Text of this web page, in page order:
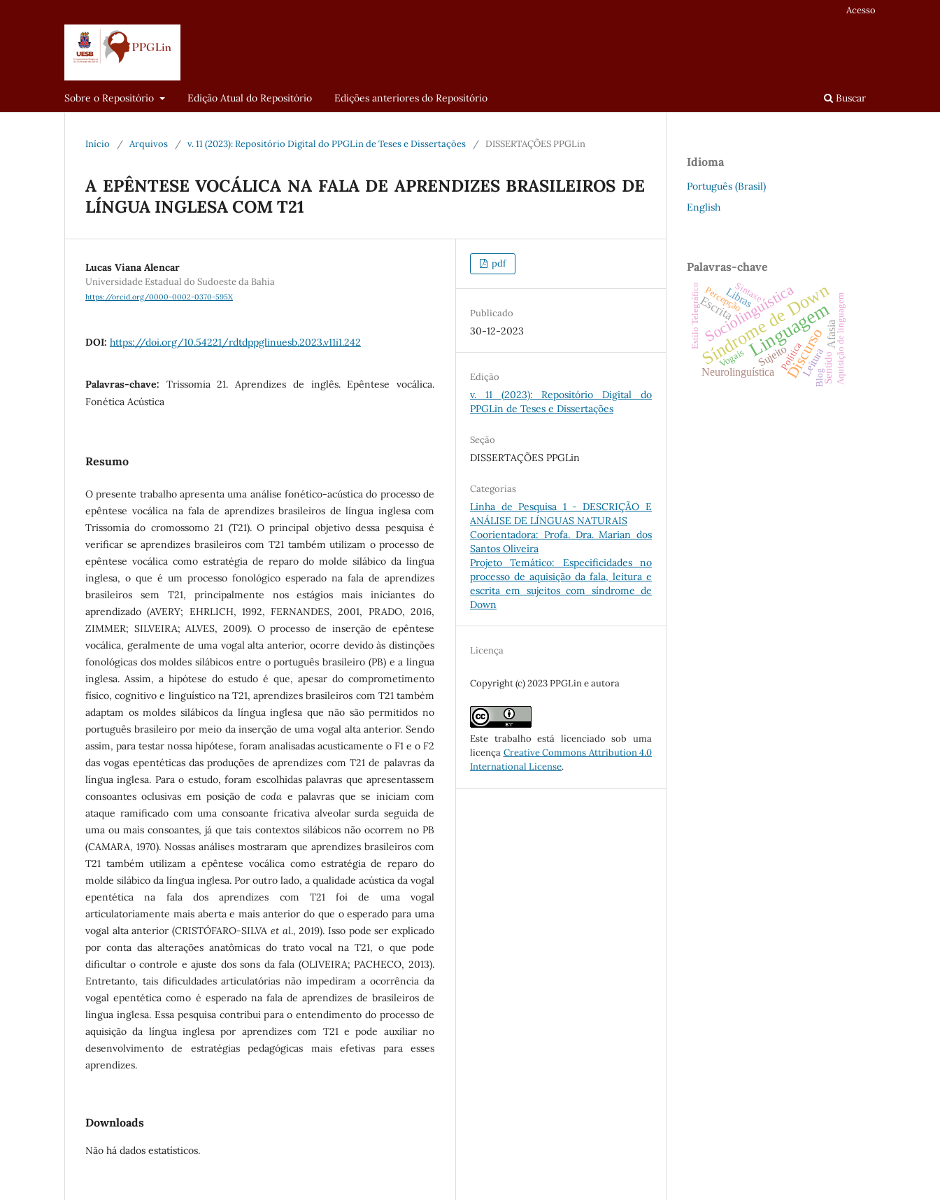
Sobre o Repositório Edição Atual do Repositório Edições anteriores do Repositório Buscar
Acesso
Início / Arquivos / v. 11 (2023): Repositório Digital do PPGLin de Teses e Dissertações / DISSERTAÇÕES PPGLin
A EPÊNTESE VOCÁLICA NA FALA DE APRENDIZES BRASILEIROS DE
LÍNGUA INGLESA COM T21
Lucas Viana Alencar
Universidade Estadual do Sudoeste da Bahia
https://orcid.org/0000-0002-0370-595X
DOI: https://doi.org/10.54221/rdtdppglinuesb.2023.v11i1.242
Palavras-chave: Trissomia 21. Aprendizes de inglês. Epêntese vocálica.
Fonética Acústica
Resumo
O presente trabalho apresenta uma análise fonético-acústica do processo de
epêntese vocálica na fala de aprendizes brasileiros de língua inglesa com
Trissomia do cromossomo 21 (T21). O principal objetivo dessa pesquisa é
verificar se aprendizes brasileiros com T21 também utilizam o processo de
epêntese vocálica como estratégia de reparo do molde silábico da língua
inglesa, o que é um processo fonológico esperado na fala de aprendizes
brasileiros sem T21, principalmente nos estágios mais iniciantes do
aprendizado (AVERY; EHRLICH, 1992, FERNANDES, 2001, PRADO, 2016,
ZIMMER; SILVEIRA; ALVES, 2009). O processo de inserção de epêntese
vocálica, geralmente de uma vogal alta anterior, ocorre devido às distinções
fonológicas dos moldes silábicos entre o português brasileiro (PB) e a língua
inglesa. Assim, a hipótese do estudo é que, apesar do comprometimento
físico, cognitivo e linguístico na T21, aprendizes brasileiros com T21 também
adaptam os moldes silábicos da língua inglesa que não são permitidos no
português brasileiro por meio da inserção de uma vogal alta anterior. Sendo
assim, para testar nossa hipótese, foram analisadas acusticamente o F1 e o F2
das vogas epentéticas das produções de aprendizes com T21 de palavras da
língua inglesa. Para o estudo, foram escolhidas palavras que apresentassem
consoantes oclusivas em posição decoda e palavras que se iniciam com
ataque ramificado com uma consoante fricativa alveolar surda seguida de
uma ou mais consoantes, já que tais contextos silábicos não ocorrem no PB
(CAMARA, 1970). Nossas análises mostraram que aprendizes brasileiros com
T21 também utilizam a epêntese vocálica como estratégia de reparo do
molde silábico da língua inglesa. Por outro lado, a qualidade acústica da vogal
epentética na fala dos aprendizes com T21 foi de uma vogal
articulatoriamente mais aberta e mais anterior do que o esperado para uma
vogal alta anterior (CRISTÓFARO-SILVA et al., 2019). Isso pode ser explicado
por conta das alterações anatômicas do trato vocal na T21, o que pode
dificultar o controle e ajuste dos sons da fala (OLIVEIRA; PACHECO, 2013).
Entretanto, tais dificuldades articulatórias não impediram a ocorrência da
vogal epentética como é esperado na fala de aprendizes de brasileiros de
língua inglesa. Essa pesquisa contribui para o entendimento do processo de
aquisição da língua inglesa por aprendizes com T21 e pode auxiliar no
desenvolvimento de estratégias pedagógicas mais efetivas para esses
aprendizes.
Downloads
Não há dados estatísticos.
pdf
Publicado
30-12-2023
Edição
v. 11 (2023): Repositório Digital do
PPGLin de Teses e Dissertações
Seção
DISSERTAÇÕES PPGLin
Categorias
Linha de Pesquisa 1 - DESCRIÇÃO E
ANÁLISE DE LÍNGUAS NATURAIS
Coorientadora: Profa. Dra. Marian dos
Santos Oliveira
Projeto Temático: Especificidades no
processo de aquisição da fala, leitura e
escrita em sujeitos com síndrome de
Down
Licença
Copyright (c) 2023 PPGLin e autora
Este trabalho está licenciado sob uma
licença Creative Commons Attribution 4.0
International License.
Idioma
Português (Brasil)
English
Palavras-chave
Linguagem
Síndrome de Down
Sociolinguística
Discurso
EscritaLibras
Neurolinguística
Sujeito
Afasia
LeituraSentido
Vogais
Sintaxe
Percepção
Política Aquisição de linguagem
Estilo Telegráfico
Blog